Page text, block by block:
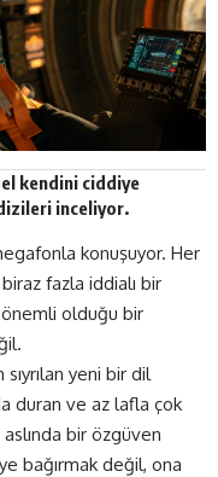
kendini ciddiye
inceliyor.
konuşuyor. Her
fazla iddialı bir
önemli olduğu bir
yeni bir dil
duran ve az lafla çok
bir özgüven
bağırmak değil, ona